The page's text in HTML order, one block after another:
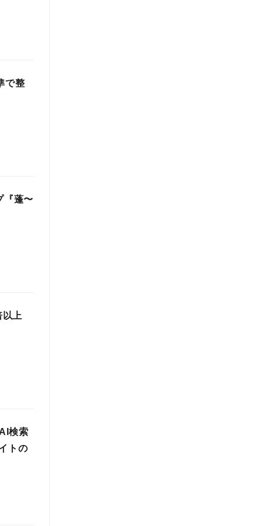
で整
『蓬〜
上
検索
トの